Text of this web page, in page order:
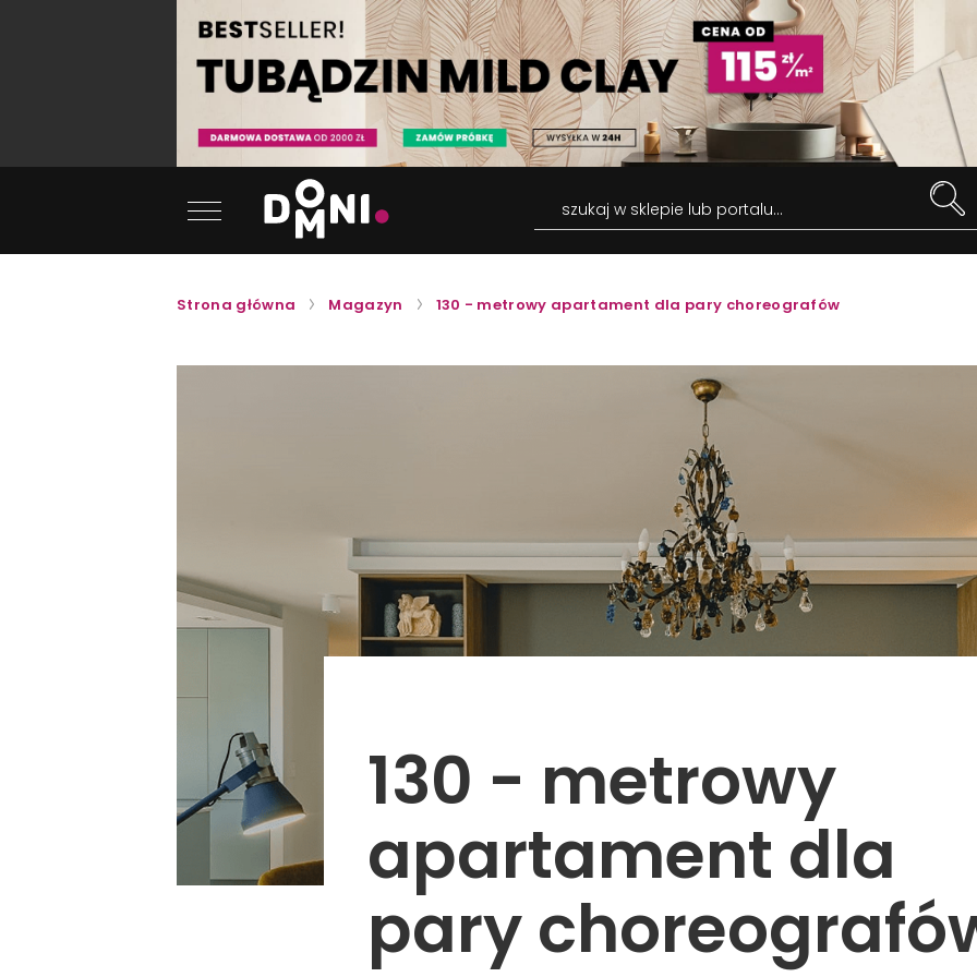
szukaj w sklepie lub portalu...
Strona główna Magazyn 130 - metrowy apartament dla pary choreografów
130 - metrowy
apartament dla
pary